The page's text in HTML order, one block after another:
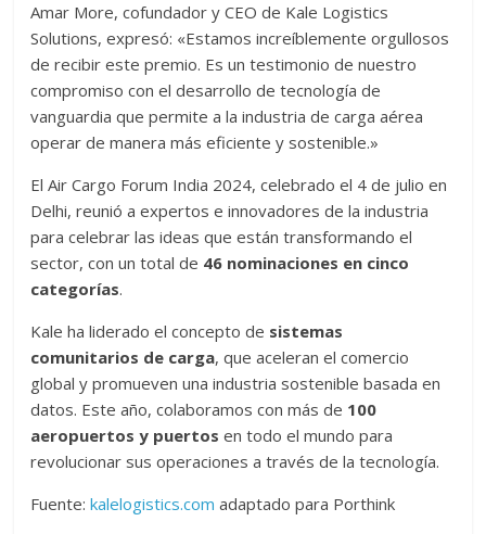
Amar More, cofundador y CEO de Kale Logistics
Solutions, expresó: «Estamos increíblemente orgullosos
de recibir este premio. Es un testimonio de nuestro
compromiso con el desarrollo de tecnología de
vanguardia que permite a la industria de carga aérea
operar de manera más eficiente y sostenible.»
El Air Cargo Forum India 2024, celebrado el 4 de julio en
Delhi, reunió a expertos e innovadores de la industria
para celebrar las ideas que están transformando el
sector, con un total de 46 nominaciones en cinco
categorías.
Kale ha liderado el concepto de sistemas
comunitarios de carga, que aceleran el comercio
global y promueven una industria sostenible basada en
datos. Este año, colaboramos con más de 100
aeropuertos y puertos en todo el mundo para
revolucionar sus operaciones a través de la tecnología.
Fuente:kalelogistics.com adaptado para Porthink